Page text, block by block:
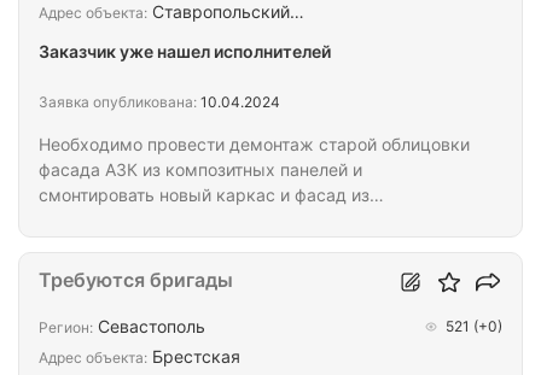
Необходимо провести демонтаж старой облицовки
фасада АЗК из композитных панелей и
смонтировать новый каркас и фасад из
высылаем по запросу.
Адрес объекта: Ставропольский…
Заказчик уже нашел исполнителей
Заявка опубликована: 10.04.2024
Требуются бригады
Регион: Севастополь 521 (+0)
Адрес объекта: Брестская